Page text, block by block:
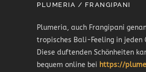
PLUMERIA / FRANGIPANI
Plumeria, auch Frangipani
tropisches Bali-Feeling in jeden
Diese duftenden Schönheiten
bequem online bei https://